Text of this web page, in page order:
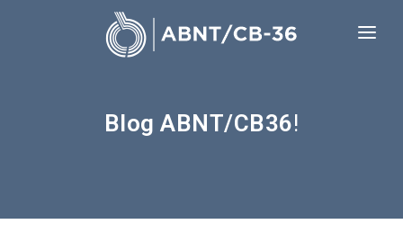
LINK REUNIÃOBlog ABNT/CB36!